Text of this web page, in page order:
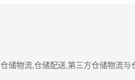
储物流,仓储配送,第三方仓储物流与